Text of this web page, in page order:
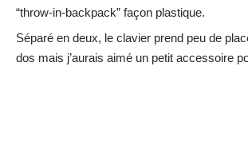
“throw‑in‑backpack” façon plastique.
Séparé en deux, le clavier prend peu de
dos mais j’aurais aimé un petit accessoire